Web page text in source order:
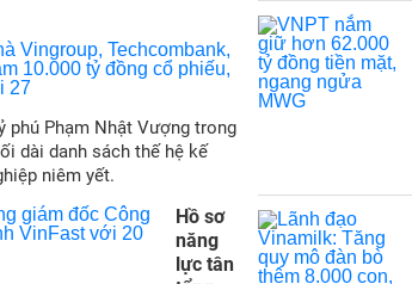
phú Phạm Nhật Vượng trong
dài danh sách thế hệ kế
niêm yết.
Hồ sơ
năng
lực tân